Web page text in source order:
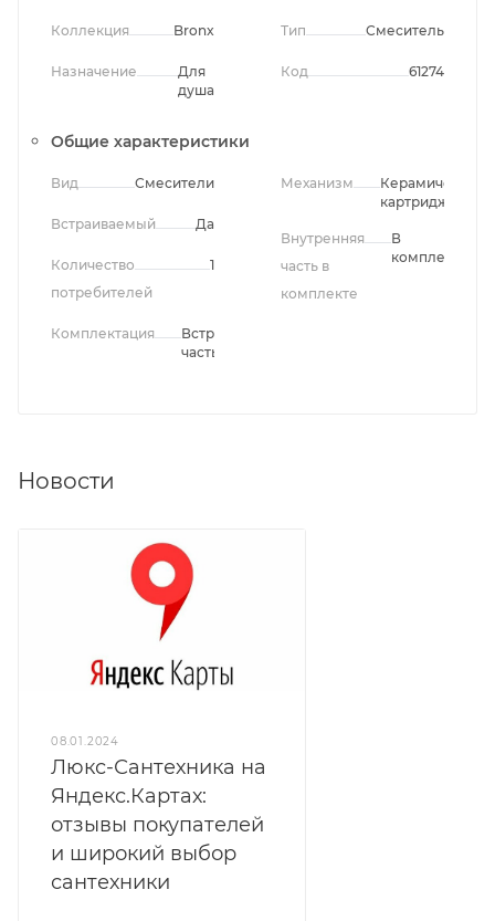
Коллекция Bronx
Назначение
Для
душа
Тип Смеситель
Код 61274
Общие характеристики
Вид Смесители
Встраиваемый Да
Количество
потребителей
1
Комплектация
Встроенная
часть
Механизм
Керамический
картридж
Внутренняя
часть в
комплекте
В
комплекте
Новости
08.01.2024
Люкс-Сантехника на
Яндекс.Картах:
отзывы покупателей
и широкий выбор
сантехники